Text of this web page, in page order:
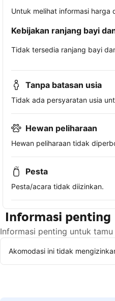
Untuk melihat informasi
Kebijakan ranjang bayi
Tidak tersedia ranjang bayi
Tanpa batasan usia
Tidak ada persyaratan usia
Hewan peliharaan
Hewan peliharaan tidak
Pesta
Pesta/acara tidak diizinkan.
Informasi penting
Informasi penting untuk
Akomodasi ini tidak